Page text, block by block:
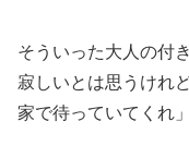
そういった大人の付
寂しいとは思うけれ
家で待っていてくれ